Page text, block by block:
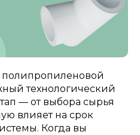
полипропиленовой
технологический
— от выбора сырья
влияет на срок
Когда вы